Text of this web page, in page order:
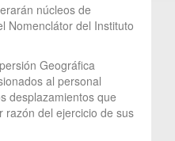
núcleos de
Nomenclátor del Instituto
Geográfica
al personal
desplazamientos que
razón del ejercicio de sus